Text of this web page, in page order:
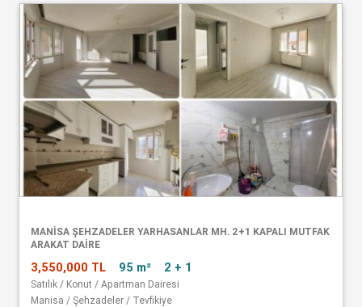
MANISA ŞEHZADELER YARHASANLAR MH. 2+1 KAPALI MUTFAK
ARAKAT DAIRE
3,550,000 TL 95 m² 2 + 1
Satılık / Konut / Apartman Dairesi
Manisa / Şehzadeler / Tevfikiye